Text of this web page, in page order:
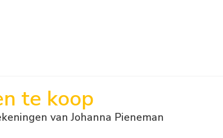
te koop
van Johanna Pieneman